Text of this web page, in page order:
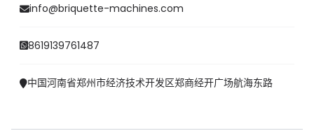
info@briquette-machines.com
8619139761487
中国河南省郑州市经济技术开发区郑商经开广场航海东路